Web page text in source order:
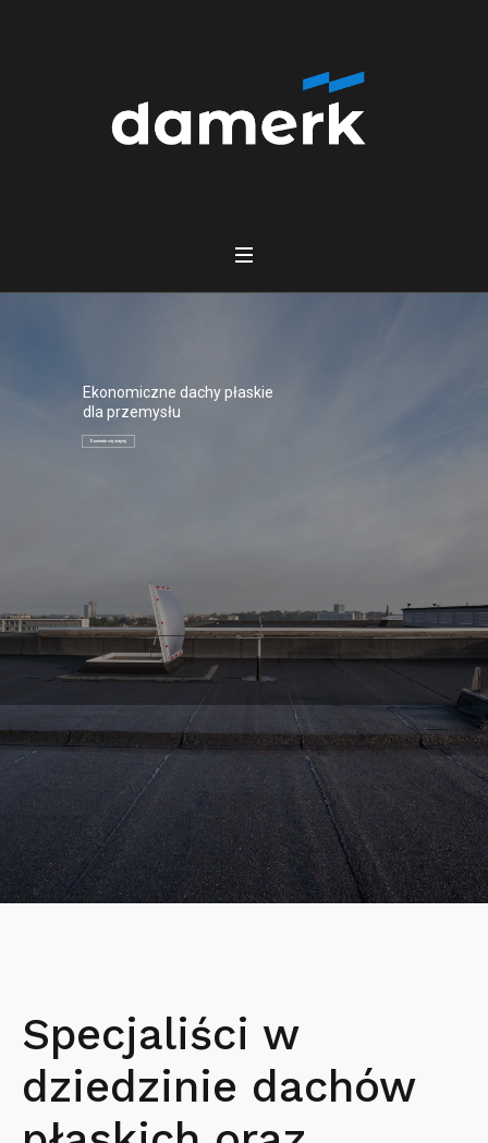
Ekonomiczne dachy płaskie
dla przemysłu
Dowiedz się więcej
Specjaliści w
dziedzinie dachów